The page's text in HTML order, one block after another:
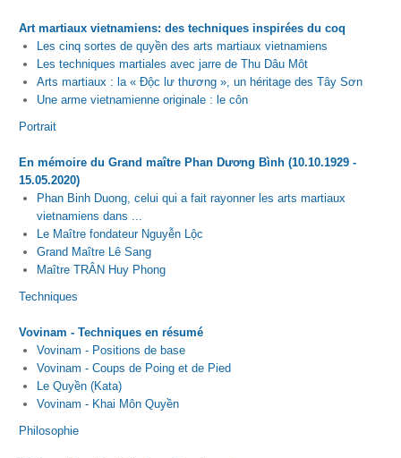
Art martiaux vietnamiens: des techniques inspirées du coq
Les cinq sortes de quyền des arts martiaux vietnamiens
Les techniques martiales avec jarre de Thu Dâu Môt
Arts martiaux : la « Độc lư thương », un héritage des Tây Sơn
Une arme vietnamienne originale : le côn
Portrait
En mémoire du Grand maître Phan Dương Bình (10.10.1929 -
15.05.2020)
Phan Binh Duong, celui qui a fait rayonner les arts martiaux
vietnamiens dans ...
Le Maître fondateur Nguyễn Lộc
Grand Maître Lê Sang
Maître TRÂN Huy Phong
Techniques
Vovinam - Techniques en résumé
Vovinam - Positions de base
Vovinam - Coups de Poing et de Pied
Le Quyền (Kata)
Vovinam - Khai Môn Quyền
Philosophie